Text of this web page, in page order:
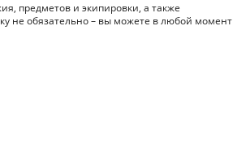
предметов и экипировки, а также
не обязательно – вы можете в любой момент